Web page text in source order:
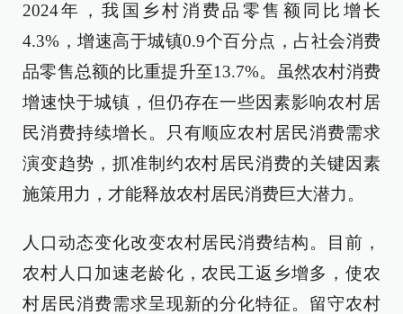
2024年，我国乡村消费品零售额同比增长
4.3%，增速高于城镇0.9个百分点，占社会消费
品零售总额的比重提升至13.7%。虽然农村消费
增速快于城镇，但仍存在一些因素影响农村居
民消费持续增长。只有顺应农村居民消费需求
演变趋势，抓准制约农村居民消费的关键因素
施策用力，才能释放农村居民消费巨大潜力。
人口动态变化改变农村居民消费结构。目前，
农村人口加速老龄化，农民工返乡增多，使农
村居民消费需求呈现新的分化特征。留守农村